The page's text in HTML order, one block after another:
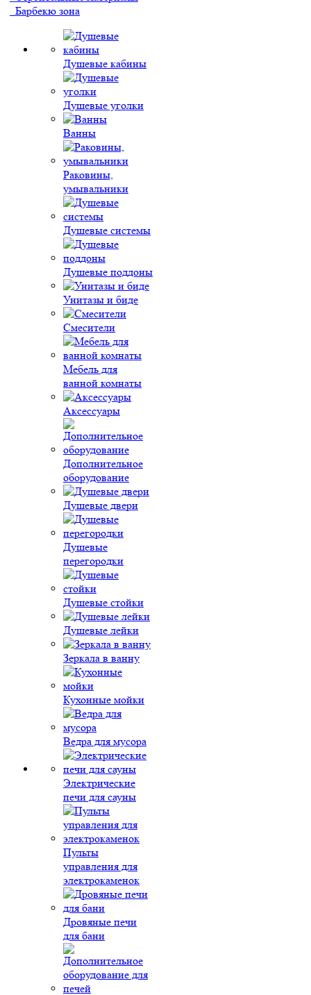
Барбекю зона
Душевые кабины
Душевые уголки
Ванны
Раковины,
умывальники
Душевые системы
Душевые поддоны
Унитазы и биде
Смесители
Мебель для
ванной комнаты
Аксессуары
Дополнительное
оборудование
Душевые двери
Душевые
перегородки
Душевые стойки
Душевые лейки
Зеркала в ванну
Кухонные мойки
Ведра для мусора
Электрические
печи для сауны
Пульты
управления для
электрокаменок
Дровяные печи
для бани